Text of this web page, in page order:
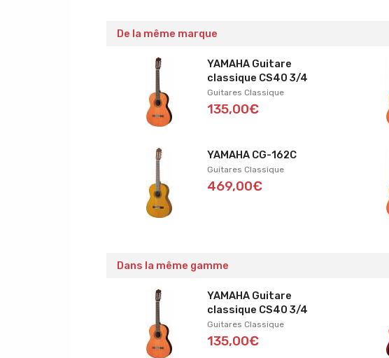
De la même marque
YAMAHA Guitare
classique CS40 3/4
Guitares Classique
135,00€
YAMAHA CG-162C
Guitares Classique
469,00€
Dans la même gamme
YAMAHA Guitare
classique CS40 3/4
Guitares Classique
135,00€